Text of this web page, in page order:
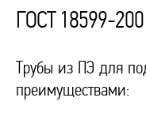
ГОСТ 18599-
Трубы из ПЭ для
преимуществами: